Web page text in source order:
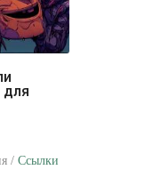
/ Ссылки